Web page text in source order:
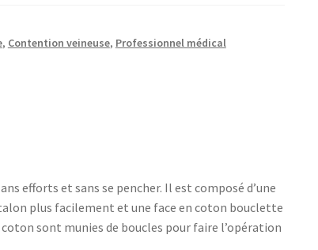
, Contention veineuse, Professionnel médical
efforts et sans se pencher. Il est composé d’une
plus facilement et une face en coton bouclette
sont munies de boucles pour faire l’opération